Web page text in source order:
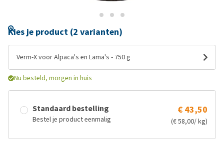
Kies je product (2 varianten)
Verm-X voor Alpaca's en Lama's - 750 g
Nu besteld, morgen in huis
Standaard bestelling
Bestel je product eenmalig
€ 43,50
(€ 58,00/ kg)